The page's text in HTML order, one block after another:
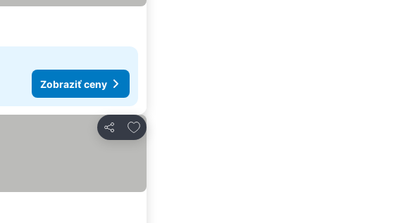
Zobraziť ceny
Zdieľať
Pridať do obľúbených